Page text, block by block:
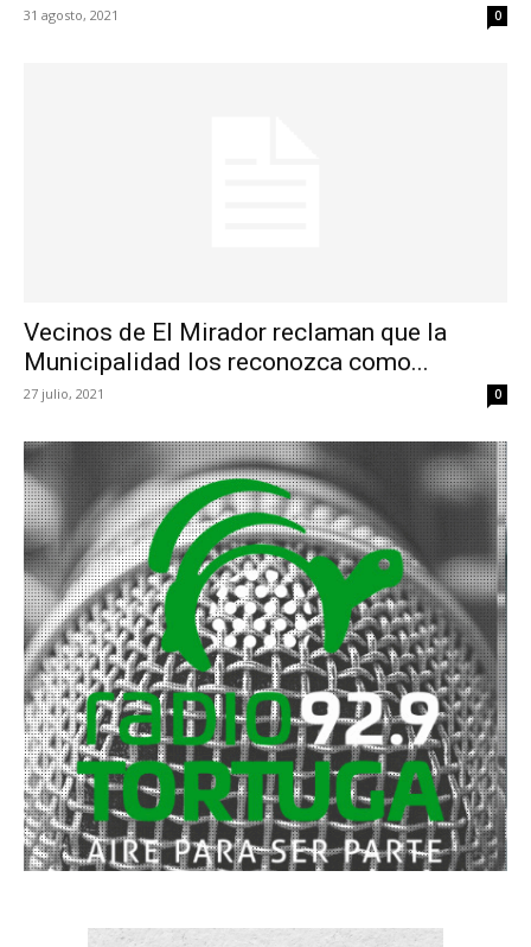
31 agosto, 2021 0
Vecinos de El Mirador reclaman que la
Municipalidad los reconozca como...
27 julio, 2021 0